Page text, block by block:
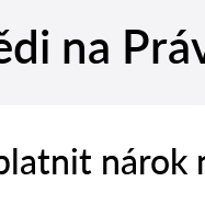
na
nárok